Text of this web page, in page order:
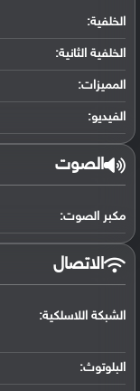
الخلفية:
الخلفية الثانية:
المميزات:
الفيديو:
الصوت
مكبر الصوت:
الاتصال
الشبكة اللاسلكية:
البلوتوث: